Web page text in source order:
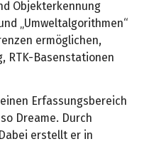
Objekterkennung
„Umweltalgorithmen“
ermöglichen,
RTK-Basenstationen
Erfassungsbereich
Dreame. Durch
erstellt er in